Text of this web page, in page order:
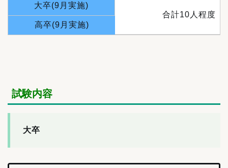
大卒(9月実施)
合計10人程度
高卒(9月実施)
試験内容
大卒